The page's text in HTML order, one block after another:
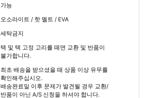
가능
오소라이트 / 핫 멜트 / EVA
세탁금지
택 및 택 고정 고리를 떼면 교환 및 반품이
불가합니다.
최초 배송을 받으셨을 때 상품 이상 유무를
확인해주십시오.
배송완료일 이후 문제가 발견될 경우 교환/
반품이 아닌 A/S 신청을 하셔야 합니다.